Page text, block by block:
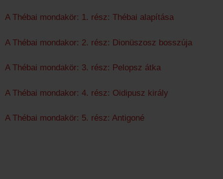
A Thébai mondakör: 1. rész: Thébai alapítása
A Thébai mondakor: 2. rész: Dionüszosz bosszúja
A Thébai mondakör: 3. rész: Pelopsz átka
A Thébai mondakor: 4. rész: Oidipusz király
A Thébai mondakör: 5. rész: Antigoné